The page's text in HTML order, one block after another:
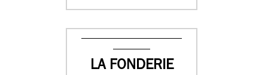
LA FONDERIE